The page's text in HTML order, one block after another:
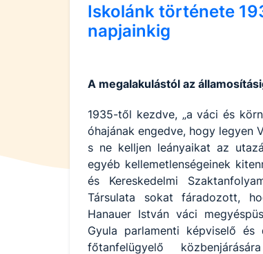
Iskolánk története
napjainkig
A megalakulástól az
1935-től kezdve, „a váci és
óhajának engedve, hogy legyen
s ne kelljen leányaikat az
egyéb kellemetlenségeinek
és Kereskedelmi
Társulata sokat fáradozott,
Hanauer István váci
Gyula parlamenti képviselő és
főtanfelügyelő